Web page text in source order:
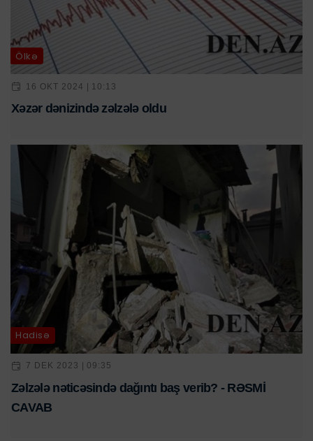
Ölkə
16 OKT 2024 | 10:13
Xəzər dənizində zəlzələ oldu
Hadisə
7 DEK 2023 | 09:35
Zəlzələ nəticəsində dağıntı baş verib? - RƏSMİ
CAVAB